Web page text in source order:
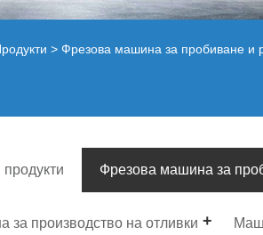
>Фрезова машина за пробиване и
продукти Фрезова машина за
за производство на отливки